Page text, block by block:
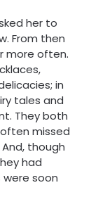
her to
From then
more often.
in
tales and
They both
missed
though
had
soon